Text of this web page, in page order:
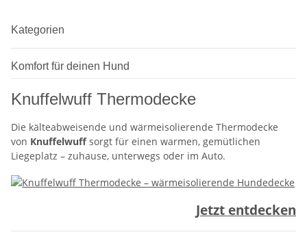
Kategorien
Komfort für deinen Hund
Knuffelwuff Thermodecke
Die kälteabweisende und wärmeisolierende Thermodecke
von Knuffelwuffsorgt für einen warmen, gemütlichen
Liegeplatz – zuhause, unterwegs oder im Auto.
Jetzt entdecken